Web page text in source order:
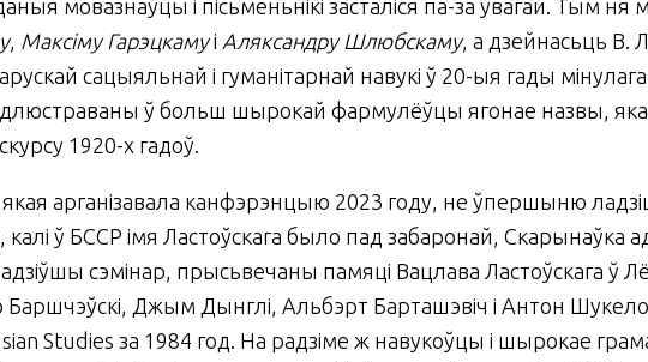
мовазнаўцы і пісьменьнікі засталіся па-за ўвагай. Тым ня
, Максіму Гарэцкамуі Аляксандру Шлюбскаму, а дзейнасьць В.
сацыяльнай і гуманітарнай навукі ў 20-ыя гады
ў больш шырокай фармулёўцы ягонае назвы,
1920-х гадоў.
арганізавала канфэрэнцыю 2023 году, не ўпершыню
ў БССР імя Ластоўскага было пад забаронай, Скарынаўка
сэмінар, прысьвечаны памяці Вацлава Ластоўскага ў
Джым Дынглі, Альбэрт Барташэвіч і Антон
Studies за 1984 год. На радзіме ж навукоўцы і шырокае